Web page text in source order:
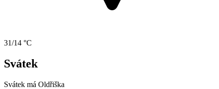
31/14 °C
Svátek
Svátek má Oldřiška